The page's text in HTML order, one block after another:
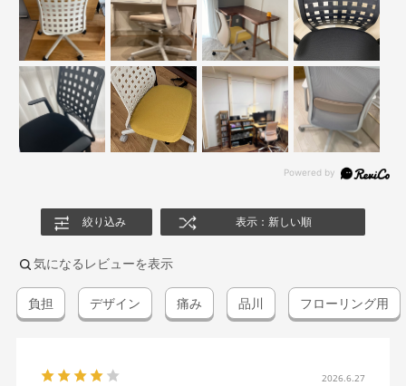
絞り込み 表示：新しい順
気になるレビューを表示
負担 デザイン 痛み 品川 フローリング用
2026.6.27